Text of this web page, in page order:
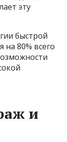
эту
быстрой
на 80% всего
и